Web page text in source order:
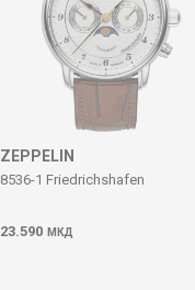
ZEPPELIN
8536-1 Friedrichshafen
23.590 МКД